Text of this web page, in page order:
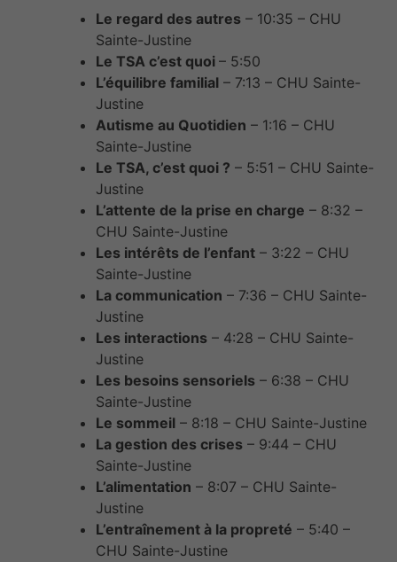
Le regard des autres – 10:35 – CHU
Sainte-Justine
Le TSA c’est quoi – 5:50
L’équilibre familial – 7:13 – CHU Sainte-
Justine
Autisme au Quotidien – 1:16 – CHU
Sainte-Justine
Le TSA, c’est quoi ? – 5:51 – CHU Sainte-
Justine
L’attente de la prise en charge – 8:32 –
CHU Sainte-Justine
Les intérêts de l’enfant – 3:22 – CHU
Sainte-Justine
La communication – 7:36 – CHU Sainte-
Justine
Les interactions – 4:28 – CHU Sainte-
Justine
Les besoins sensoriels – 6:38 – CHU
Sainte-Justine
Le sommeil – 8:18 – CHU Sainte-Justine
La gestion des crises – 9:44 – CHU
Sainte-Justine
L’alimentation – 8:07 – CHU Sainte-
Justine
L’entraînement à la propreté – 5:40 –
CHU Sainte-Justine